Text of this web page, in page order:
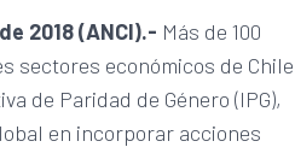
2018 (ANCI).- Más de 100
sectores económicos de Chile
de Paridad de Género (IPG),
en incorporar acciones